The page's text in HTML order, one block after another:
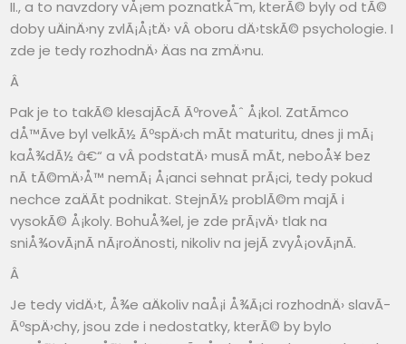
II., a to navzdory vÅ¡em poznatkÅ¯m, kterÃ© byly od tÃ©
doby uÄinÄ›ny zvlÃ¡Å¡tÄ› vÂ oboru dÄ›tskÃ© psychologie. I
zde je tedy rozhodnÄ› Äas na zmÄ›nu.
Â
Pak je to takÃ© klesajÃ­cÃ­ ÃºroveÅˆ Å¡kol. ZatÃ­mco
dÅ™Ã­ve byl velkÃ½ ÃºspÄ›ch mÃ­t maturitu, dnes ji mÃ¡
kaÅ¾dÃ½ â€“ a vÂ podstatÄ› musÃ­ mÃ­t, neboÅ¥ bez
nÃ­ tÃ©mÄ›Å™ nemÃ¡ Å¡anci sehnat prÃ¡ci, tedy pokud
nechce zaÄÃ­t podnikat. StejnÃ½ problÃ©m majÃ­ i
vysokÃ© Å¡koly. BohuÅ¾el, je zde prÃ¡vÄ› tlak na
sniÅ¾ovÃ¡nÃ­ nÃ¡roÄnosti, nikoliv na jejÃ­ zvyÅ¡ovÃ¡nÃ­.
Â
Je tedy vidÄ›t, Å¾e aÄkoliv naÅ¡i Å¾Ã¡ci rozhodnÄ› slavÃ­
ÃºspÄ›chy, jsou zde i nedostatky, kterÃ© by bylo